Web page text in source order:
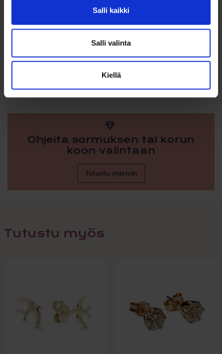
Salli kaikki
Salli valinta
Kiellä
Kivi/helmi: 3 mm musta helmiäinen
Kevyet ja mukavat käyttää
Sopivat arkeen ja juhlaan
Ohjeita sormuksen tai korun
koon valintaan
Tutustu ohjeisiin
Tutustu myös